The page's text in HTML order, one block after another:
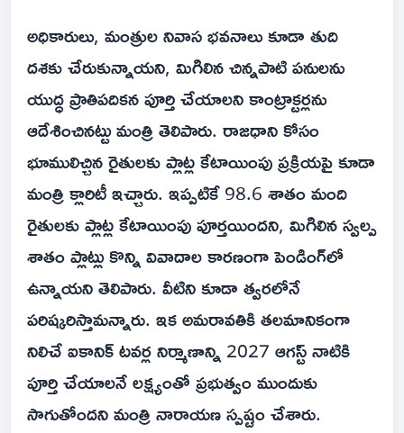
అధికారులు, మంత్రుల నివాస భవనాలు కూడా తుది
దశకు చేరుకున్నాయని, మిగిలిన చిన్నపాటి పనులను
యుద్ధ ప్రాతిపదికన పూర్తి చేయాలని కాంట్రాక్టర్లను
ఆదేశించినట్టు మంత్రి తెలిపారు. రాజధాని కోసం
భూములిచ్చిన రైతులకు ప్లాట్ల కేటాయింపు ప్రక్రియపై కూడా
మంత్రి క్లారిటీ ఇచ్చారు. ఇప్పటికే 98.6 శాతం మంది
రైతులకు ప్లాట్ల కేటాయింపు పూర్తయిందని, మిగిలిన స్వల్ప
శాతం ప్లాట్లు కొన్ని వివాదాల కారణంగా పెండింగ్‌లో
ఉన్నాయని తెలిపారు. వీటిని కూడా త్వరలోనే
పరిష్కరిస్తామన్నారు. ఇక అమరావతికి తలమానికంగా
నిలిచే ఐకానిక్ టవర్ల నిర్మాణాన్ని 2027 ఆగస్ట్ నాటికి
పూర్తి చేయాలనే లక్ష్యంతో ప్రభుత్వం ముందుకు
సాగుతోందని మంత్రి నారాయణ స్పష్టం చేశారు.